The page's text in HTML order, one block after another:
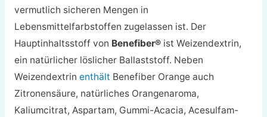
vermutlich sicheren Mengen in
Lebensmittelfarbstoffen zugelassen ist. Der
Hauptinhaltsstoff von Benefiber®ist Weizendextrin,
ein natürlicher löslicher Ballaststoff. Neben
Weizendextrin enthält Benefiber Orange auch
Zitronensäure, natürliches Orangenaroma,
Kaliumcitrat, Aspartam, Gummi-Acacia, Acesulfam-